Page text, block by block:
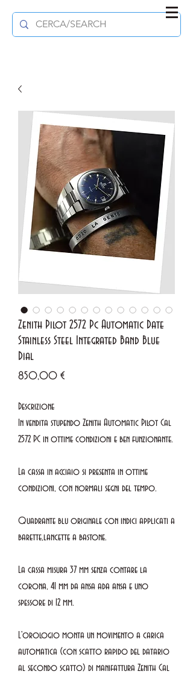
Zenith Pilot 2572 Pc Automatic Date
Stainless Steel Integrated Band Blue
Dial
850,00 €Prezzo
Descrizione
In vendita stupendo Zenith Automatic Pilot Cal
2572 PC in ottime condizioni e ben funzionante.
La cassa in acciaio si presenta in ottime
condizioni, con normali segni del tempo.
Quadrante blu originale con indici applicati a
barette,lancette a bastone.
La cassa misura 37 mm senza contare la
corona, 41 mm da ansa ada ansa e uno
spessore di 12 mm.
L'orologio monta un movimento a carica
automatica (con scatto rapido del datario
al secondo scatto) di manifattura Zenith Cal